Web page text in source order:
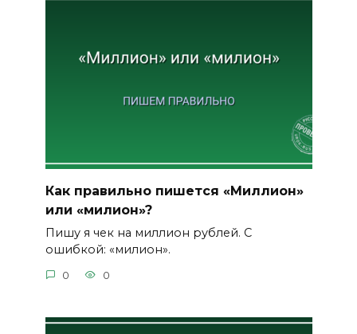
Как правильно пишется «Миллион»
или «милион»?
Пишу я чек на миллион рублей. С
ошибкой: «милион».
0 0